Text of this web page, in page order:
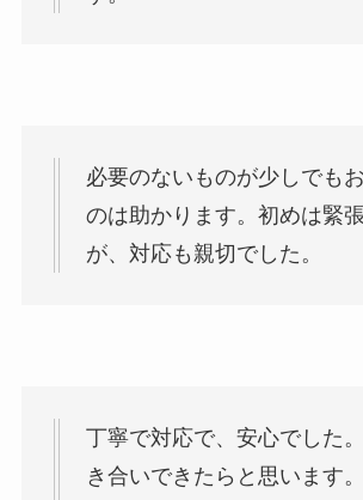
必要のないものが少しでも
のは助かります。初めは緊
が、対応も親切でした。
丁寧で対応で、安心でした
き合いできたらと思います